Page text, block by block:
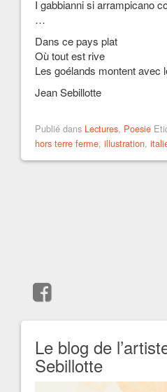
I gabbianni si arrampicano
…
Dans ce pays plat
Où tout est rive
Les goélands montent avec
Jean Sebillotte
Publié dans Lectures, Poesie
hors terre ferme, illustration,
Le blog de
Sebillotte